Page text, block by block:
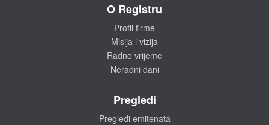
O Registru
Profil firme
Misija i vizija
Radno vrijeme
Neradni dani
Pregledi
Pregledi emitenata